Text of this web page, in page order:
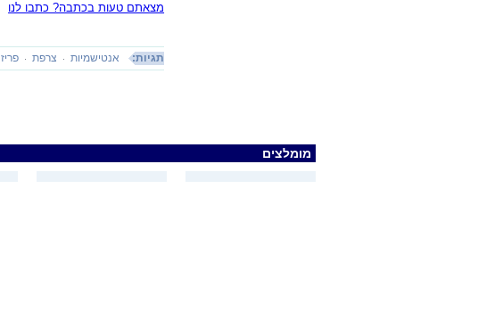
מצאתם טעות בכתבה? כתבו לנו
תגיות: אנטישמיות צרפת פריז
מומלצים